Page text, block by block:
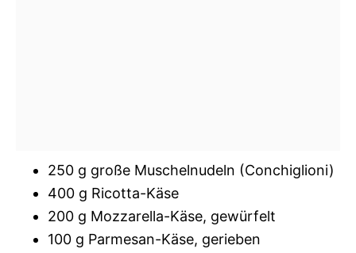
250 g große Muschelnudeln (Conchiglioni)
400 g Ricotta-Käse
200 g Mozzarella-Käse, gewürfelt
100 g Parmesan-Käse, gerieben